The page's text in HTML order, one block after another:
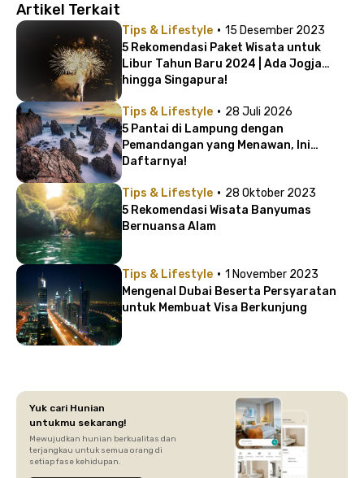
Artikel Terkait
Tips & Lifestyle · 15 Desember 2023
5 Rekomendasi Paket Wisata untuk
Libur Tahun Baru 2024 | Ada Jogja
hingga Singapura!
Tips & Lifestyle · 28 Juli 2026
5 Pantai di Lampung dengan
Pemandangan yang Menawan, Ini
Daftarnya!
Tips & Lifestyle · 28 Oktober 2023
5 Rekomendasi Wisata Banyumas
Bernuansa Alam
Tips & Lifestyle · 1 November 2023
Mengenal Dubai Beserta Persyaratan
untuk Membuat Visa Berkunjung
Yuk cari Hunian
untukmu sekarang!
Mewujudkan hunian berkualitas dan
terjangkau untuk semua orang di
setiap fase kehidupan.